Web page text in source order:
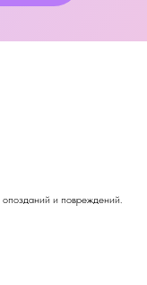
и повреждений.